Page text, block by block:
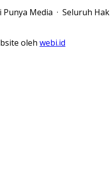
Media · Seluruh Hak
oleh webi.id